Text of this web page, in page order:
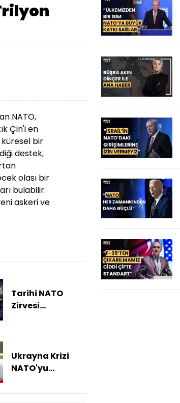
NATO,
Çin'i en
bir
destek,
olası bir
bulabilir.
askeri ve
Tarihi NATO
Zirvesi
Hangi Kritik
Yapılıyor?
Ukrayna Krizi
NATO'yu